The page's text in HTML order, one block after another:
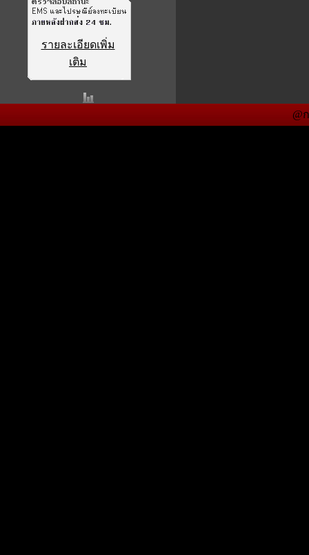
รายละเอียดเพิ่ม
เติม
@